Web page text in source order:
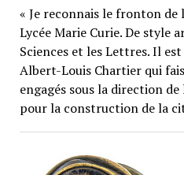
« Je reconnais le fronton de
Lycée Marie Curie. De style
Sciences et les Lettres. Il
Albert-Louis Chartier qui
engagés sous la direction
pour la construction de la